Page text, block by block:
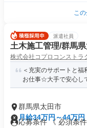
こ
派遣社員
土木施工管理/群馬
株式会社コプロコンストラ
＜充実のサポートと
お仕事☆大手で安心し
群馬県太田市
月給34万円～44万円
応募条件 《 必須条